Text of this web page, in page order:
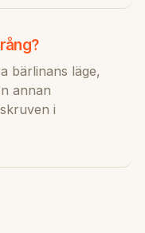
bärlinans läge,
annan
i